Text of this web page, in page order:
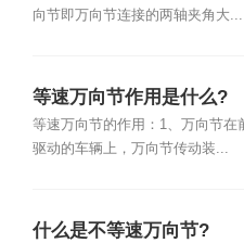
向节即万向节连接的两轴夹角大...
等速万向节作用是什么?
等速万向节的作用：1、万向节在
驱动的车辆上，万向节传动装...
什么是不等速万向节?